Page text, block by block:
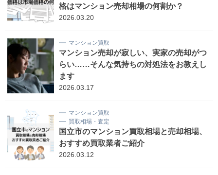
格はマンション売却相場の何割か？
2026.03.20
マンション買取
マンション売却が寂しい、実家の売却がつ
らい……そんな気持ちの対処法をお教えし
ます
2026.03.17
マンション買取
買取相場・査定
国立市のマンション買取相場と売却相場、
おすすめ買取業者ご紹介
2026.03.12